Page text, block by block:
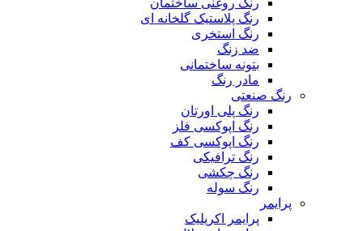
رنگ روغنی ساختمان
رنگ پلاستیک گلخانه ای
رنگ استخری
ضد زنگ
بتونه ساختمانی
مادر رنگ
رنگ صنعتی
رنگ پلی اورتان
رنگ اپوکسی فلز
رنگ اپوکسی کف
رنگ ترافیکی
رنگ چکشی
رنگ سوله
پرایمر
پرایمر اکریلیک